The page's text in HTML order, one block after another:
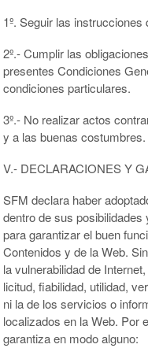
1º. Seguir las
2º.- Cumplir las
presentes Condiciones
condiciones particulares.
3º.- No realizar actos
y a las buenas costumbres.
V.- DECLARACIONES Y
SFM declara haber
dentro de sus
para garantizar el buen
Contenidos y de la Web.
la vulnerabilidad de
licitud, fiabilidad, utilidad,
ni la de los servicios o
localizados en la Web. Por
garantiza en modo alguno: